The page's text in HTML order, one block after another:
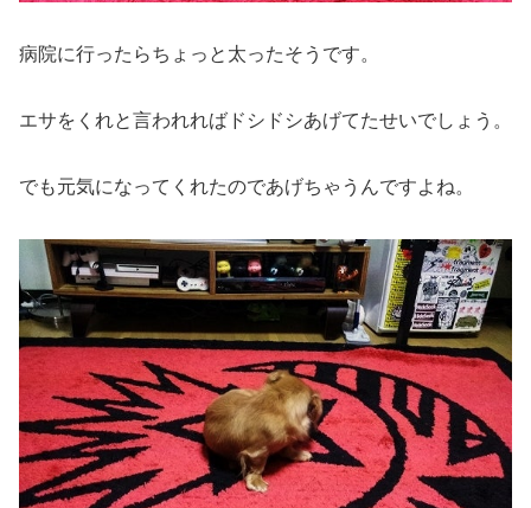
病院に行ったらちょっと太ったそうです。
エサをくれと言われればドシドシあげてたせいでしょう。
でも元気になってくれたのであげちゃうんですよね。